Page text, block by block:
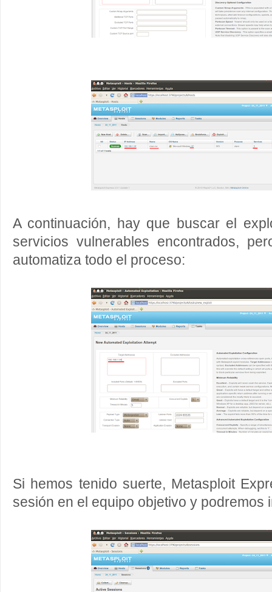
A continuación, hay que buscar el
servicios vulnerables encontrados,
automatiza todo el proceso:
Si hemos tenido suerte, Metasploit
sesión en el equipo objetivo y podremos